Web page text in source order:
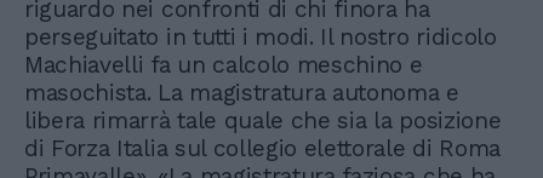
riguardo nei confronti di chi finora ha
perseguitato in tutti i modi. Il nostro ridicolo
Machiavelli fa un calcolo meschino e
masochista. La magistratura autonoma e
libera rimarrà tale quale che sia la posizione
di Forza Italia sul collegio elettorale di Roma